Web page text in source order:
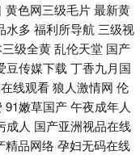
黄色网三级毛片最新黄
水多 福利所导航 三级视
级全黄乱伦天堂 国产
豆传媒下载 丁香九月国
线观看狼人激情网 伦
91嫩草国产午夜成年人
成人 国产亚洲视品在线
精品网络 孕妇无码在线